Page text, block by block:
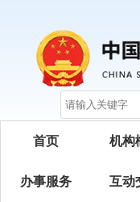
首页 机构
办事服务 互动